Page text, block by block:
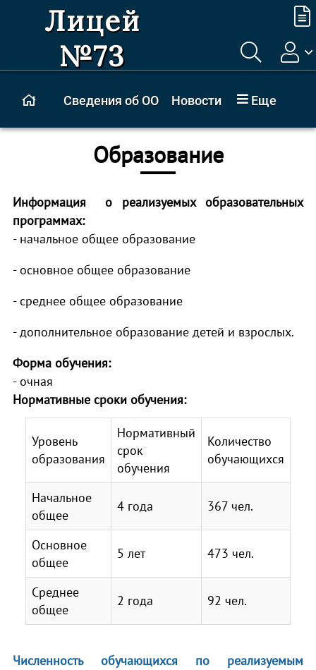
Лицей
№73
Сведения об ОО Новости Еще
Образование
Информация о реализуемых образовательных
программах:
- начальное общее образование
- основное общее образование
- среднее общее образование
- дополнительное образование детей и взрослых.
Форма обучения:
- очная
Нормативные сроки обучения:
Уровень
образования
Нормативный
срок
обучения
Количество
обучающихся
Начальное
общее
4 года 367 чел.
Основное
общее
5 лет 473 чел.
Среднее
общее
2 года 92 чел.
Численность обучающихся по реализуемым